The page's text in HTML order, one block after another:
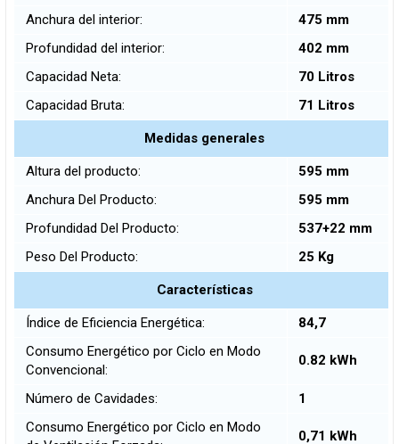
Anchura del interior:
475 mm
Profundidad del interior:
402 mm
Capacidad Neta:
70 Litros
Capacidad Bruta:
71 Litros
Medidas generales
Altura del producto:
595 mm
Anchura Del Producto:
595 mm
Profundidad Del Producto:
537+22 mm
Peso Del Producto:
25 Kg
Características
Índice de Eficiencia Energética:
84,7
Consumo Energético por Ciclo en Modo
Convencional:
0.82 kWh
Número de Cavidades:
1
Consumo Energético por Ciclo en Modo
0,71 kWh